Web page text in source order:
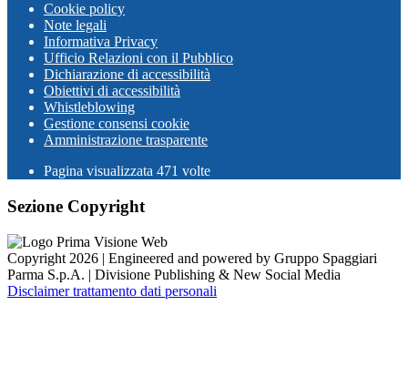
Cookie policy
Note legali
Informativa Privacy
Ufficio Relazioni con il Pubblico
Dichiarazione di accessibilità
Obiettivi di accessibilità
Whistleblowing
Gestione consensi cookie
Amministrazione trasparente
Pagina visualizzata 471 volte
Sezione Copyright
Copyright 2026 | Engineered and powered by Gruppo Spaggiari
Parma S.p.A. | Divisione Publishing & New Social Media
Disclaimer trattamento dati personali